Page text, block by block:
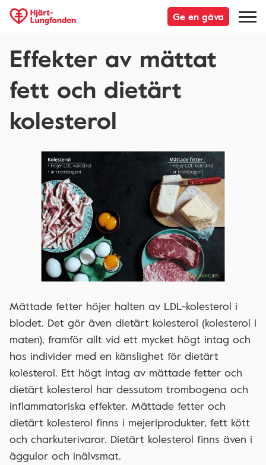
Ge en gåva
Effekter av mättat
fett och dietärt
kolesterol
Mättade fetter höjer halten av LDL-kolesterol i
blodet. Det gör även dietärt kolesterol (kolesterol i
maten), framför allt vid ett mycket högt intag och
hos individer med en känslighet för dietärt
kolesterol. Ett högt intag av mättade fetter och
dietärt kolesterol har dessutom trombogena och
inflammatoriska effekter. Mättade fetter och
dietärt kolesterol finns i mejeriprodukter, fett kött
och charkuterivaror. Dietärt kolesterol finns även i
äggulor och inälvsmat.